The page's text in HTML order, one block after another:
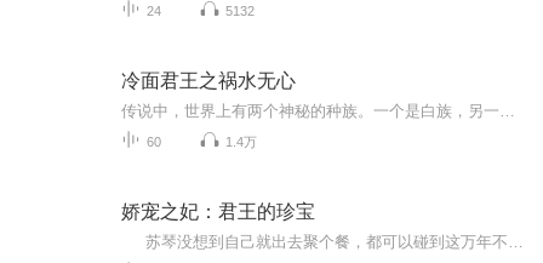
24 5132
冷面君王之祸水无心
60 1.4万
娇宠之妃：君王的珍宝